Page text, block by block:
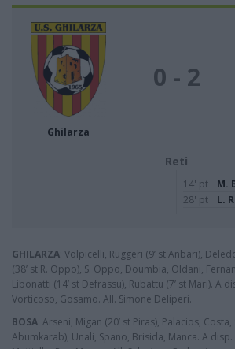
Ghilarza
0 - 2
Reti
14' pt M.
28' pt
L.
GHILARZA: Volpicelli, Ruggeri (9’ st Anbari),
(38’ st R. Oppo), S. Oppo, Doumbia, Oldani,
Libonatti (14’ st Defrassu), Rubattu (7’ st Mari). A
Vorticoso, Gosamo. All. Simone Deliperi.
BOSA: Arseni, Migan (20’ st Piras), Palacios, Costa,
Abumkarab), Unali, Spano, Brisida, Manca. A